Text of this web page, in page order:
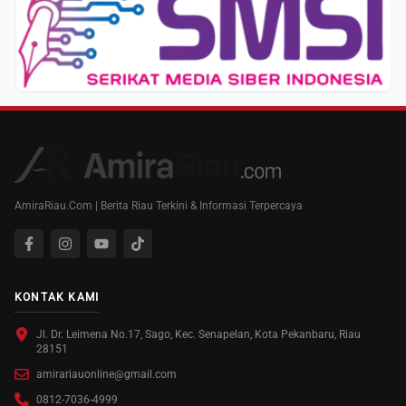
AmiraRiau.Com | Berita Riau Terkini & Informasi Terpercaya
KONTAK KAMI
Jl. Dr. Leimena No.17, Sago, Kec. Senapelan, Kota Pekanbaru, Riau
28151
amirariauonline@gmail.com
0812-7036-4999